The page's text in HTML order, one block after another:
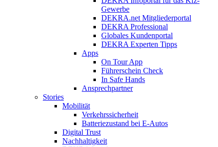
Gewerbe
DEKRA.net Mitgliederportal
DEKRA Professional
Globales Kundenportal
DEKRA Experten Tipps
Apps
On Tour App
Führerschein Check
In Safe Hands
Ansprechpartner
Stories
Mobilität
Verkehrssicherheit
Batteriezustand bei E-Autos
Digital Trust
Nachhaltigkeit